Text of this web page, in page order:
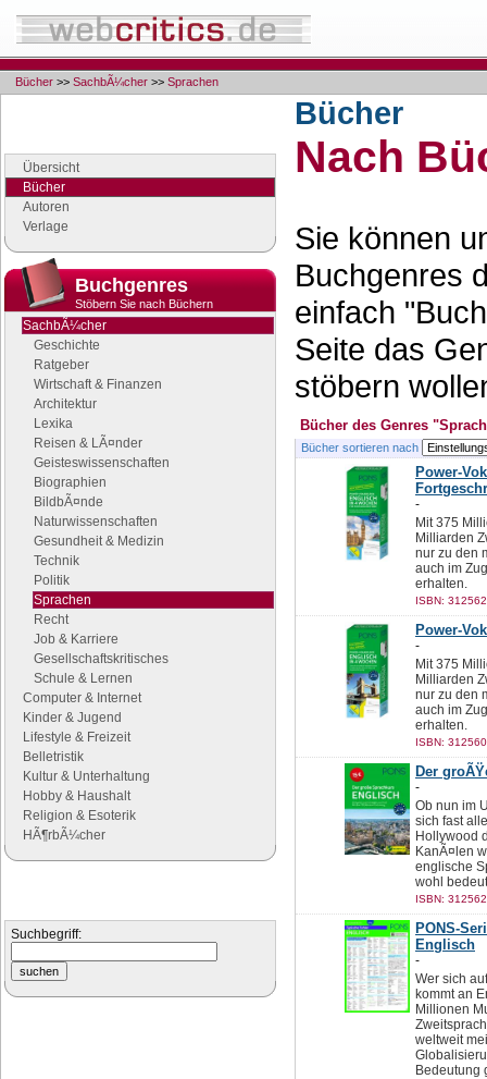
Bücher >> SachbÃ¼cher >> Sprachen
Übersicht
Bücher
Autoren
Verlage
Buchgenres
Stöbern Sie nach Büchern
SachbÃ¼cher
Geschichte
Ratgeber
Wirtschaft & Finanzen
Architektur
Lexika
Reisen & LÃ¤nder
Geisteswissenschaften
Biographien
BildbÃ¤nde
Naturwissenschaften
Gesundheit & Medizin
Technik
Politik
Sprachen
Recht
Job & Karriere
Gesellschaftskritisches
Schule & Lernen
Computer & Internet
Kinder & Jugend
Lifestyle & Freizeit
Belletristik
Kultur & Unterhaltung
Hobby & Haushalt
Religion & Esoterik
HÃ¶rbÃ¼cher
Suchbegriff:
Bücher
Nach
Sie können
Buchgenres
einfach
Seite das
stöbern
Bücher des Genres
Bücher sortieren nach
Power-
-
Mit 375
Milliarden
nur zu den
auch im
erhalten.
ISBN:
Power-
-
Mit 375
Milliarden
nur zu den
auch im
erhalten.
ISBN:
Der
-
Ob nun im
sich fast
Hollywood
KanÃ¤len
englische
wohl
ISBN:
PONS-
Englisch
-
Wer sich
kommt an
Millionen
weltweit
Bedeutung